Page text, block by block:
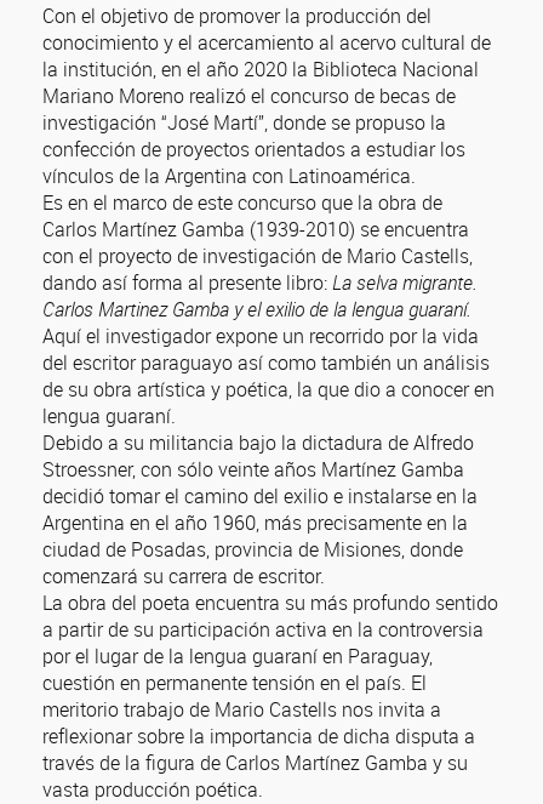
Con el objetivo de promover la producción del
conocimiento y el acercamiento al acervo cultural de
la institución, en el año 2020 la Biblioteca Nacional
Mariano Moreno realizó el concurso de becas de
investigación “José Martí”, donde se propuso la
confección de proyectos orientados a estudiar los
vínculos de la Argentina con Latinoamérica.
Es en el marco de este concurso que la obra de
Carlos Martínez Gamba (1939-2010) se encuentra
con el proyecto de investigación de Mario Castells,
dando así forma al presente libro:La selva migrante.
Carlos Martinez Gamba y el exilio de la lengua guaraní.
Aquí el investigador expone un recorrido por la vida
del escritor paraguayo así como también un análisis
de su obra artística y poética, la que dio a conocer en
lengua guaraní.
Debido a su militancia bajo la dictadura de Alfredo
Stroessner, con sólo veinte años Martínez Gamba
decidió tomar el camino del exilio e instalarse en la
Argentina en el año 1960, más precisamente en la
ciudad de Posadas, provincia de Misiones, donde
comenzará su carrera de escritor.
La obra del poeta encuentra su más profundo sentido
a partir de su participación activa en la controversia
por el lugar de la lengua guaraní en Paraguay,
cuestión en permanente tensión en el país. El
meritorio trabajo de Mario Castells nos invita a
reflexionar sobre la importancia de dicha disputa a
través de la figura de Carlos Martínez Gamba y su
vasta producción poética.